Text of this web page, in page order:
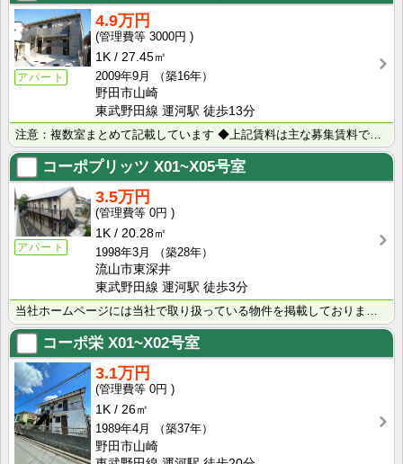
アパート
4.9万円
3000円
1K
27.45㎡
2009年9月
（築16年）
野田市山崎
東武野田線 運河駅 徒歩13分
コーポプリッツ X01~X05号室
アパート
3.5万円
0円
1K
20.28㎡
1998年3月
（築28年）
流山市東深井
東武野田線 運河駅 徒歩3分
コーポ栄 X01~X02号室
3.1万円
0円
1K
26㎡
1989年4月
（築37年）
野田市山崎